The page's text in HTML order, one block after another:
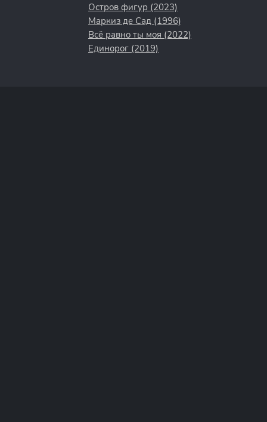
Остров фигур (2023)
Маркиз де Сад (1996)
Всё равно ты моя (2022)
Единорог (2019)